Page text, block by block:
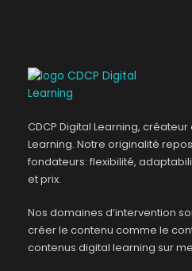
CDCP Digital Learning,
Learning. Notre originalité
fondateurs: flexibilité,
et prix.
Nos domaines d’intervention
créer le contenu comme le
contenus digital learning sur